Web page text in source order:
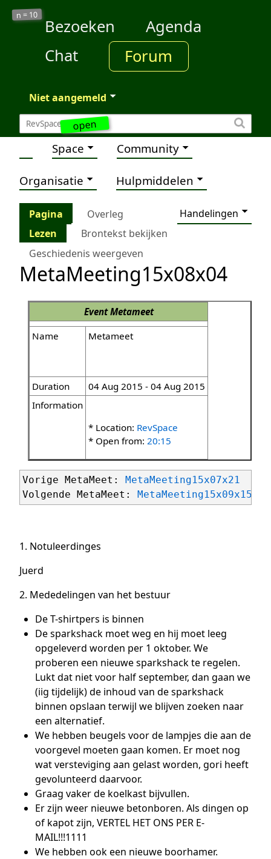
open
n = 10
Bezoeken
Agenda
Chat
Forum
Niet aangemeld
Space Community
Organisatie Hulpmiddelen
Pagina Overleg
Handelingen
Lezen
Brontekst bekijken
Geschiedenis weergeven
MetaMeeting15x08x04
EventMetameet
Name
Metameet
Duration
04 Aug 2015 - 04 Aug 2015
Information
* Location: RevSpace
* Open from: 20:15
Vorige MetaMeet:
MetaMeeting15x07x21
Volgende MetaMeet:
MetaMeeting15x09x15
1. Notuleerdinges
Juerd
2. Mededelingen van het bestuur
De T-shirtpers is binnen
De sparkshack moet weg en hij moet leeg
opgeleverd worden per 1 oktober. We
proberen een nieuwe sparkshack te regelen.
Lukt dat niet voor half september, dan gaan we
(iig tijdelijk) de inhoud van de sparkshack
binnen opslaan terwijl we blijven zoeken naar
een alternatief.
We hebben beugels voor de lampjes die aan de
voorgevel moeten gaan komen. Er moet nog
wat versteviging aan gelast worden, gori heeft
gevolunteerd daarvoor.
Graag vaker de koelkast bijvullen.
Er zijn weer nieuwe betonboren. Als dingen op
of kapot zijn, VERTEL HET ONS PER E-
MAIL!!!1111
We hebben ook een nieuwe boorhamer.